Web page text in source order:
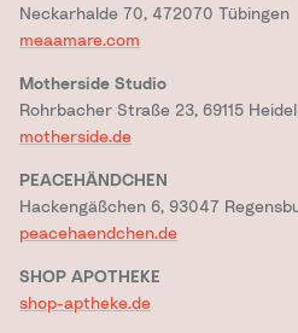
Neckarhalde 70, 472070 Tübingen
meaamare.com
Motherside Studio
Rohrbacher Straße 23, 69115
motherside.de
PEACEHÄNDCHEN
Hackengäßchen 6, 93047
peacehaendchen.de
SHOP APOTHEKE
shop-aptheke.de